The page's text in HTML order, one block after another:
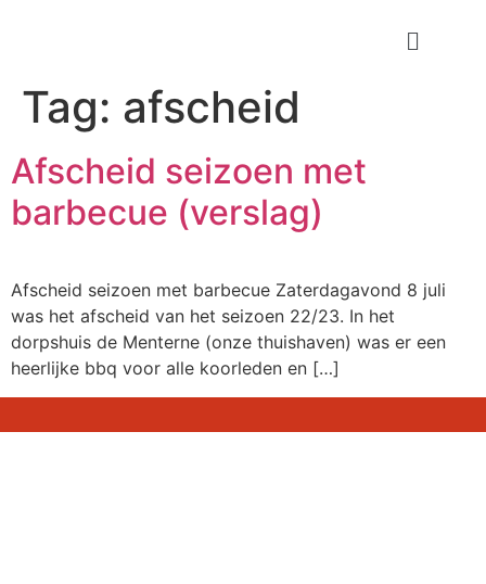
Tag: afscheid
Afscheid seizoen met
barbecue (verslag)
Afscheid seizoen met barbecue Zaterdagavond 8 juli
was het afscheid van het seizoen 22/23. In het
dorpshuis de Menterne (onze thuishaven) was er een
heerlijke bbq voor alle koorleden en […]